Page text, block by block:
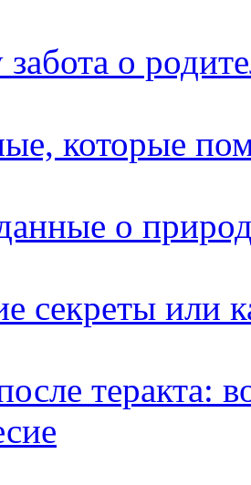
о
которые
о
секреты или
теракта: